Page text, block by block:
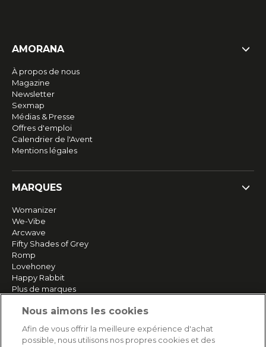
AMORANA
À propos de nous
Magazine
Newsletter
Sexmap
Médias & Presse
Offres d'emploi
Calendrier de l'Avent
Mentions légales
MARQUES
Womanizer
We-Vibe
Arcwave
Fifty Shades of Grey
Romp
Lovehoney
Happy Rabbit
Plus de marques
SERVICE
Nous aimons les cookies
Afin de vous offrir la meilleure expérience d'achat
possible, nous utilisons nos propres cookies et des